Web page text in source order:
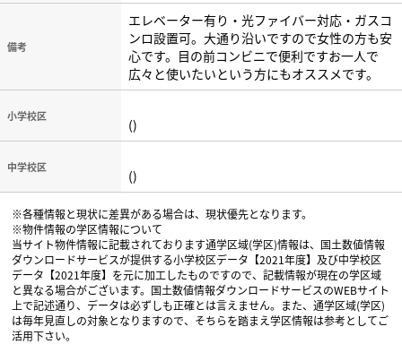
備考
エレベーター有り・光ファイバー対応・ガスコ
ンロ設置可。大通り沿いですので女性の方も安
心です。目の前コンビニで便利ですお一人で
広々と使いたいという方にもオススメです。
小学校区 ()
中学校区 ()
※各種情報と現状に差異がある場合は、現状優先となります。
※物件情報の学区情報について
当サイト物件情報に記載されております通学区域(学区)情報は、国土数値情報
ダウンロードサービスが提供する小学校区データ【2021年度】及び中学校区
データ【2021年度】を元に加工したものですので、記載情報が現在の学区域
と異なる場合がございます。国土数値情報ダウンロードサービスのWEBサイト
上で記述通り、データは必ずしも正確とは言えません。また、通学区域(学区)
は毎年見直しの対象となりますので、そちらを踏まえ学区情報は参考としてご
活用下さい。